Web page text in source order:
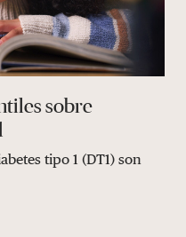
sobre
tipo 1 (DT1) son